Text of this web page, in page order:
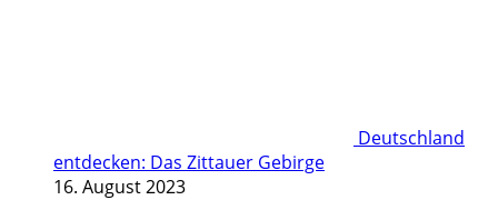
Deutschland
entdecken: Das Zittauer Gebirge
16. August 2023